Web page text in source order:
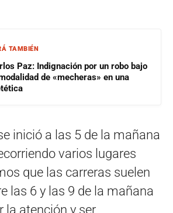
TAMBIÉN
Paz: Indignación por un robo bajo
de «mecheras» en una
inició a las 5 de la mañana
varios lugares
que las carreras suelen
las 6 y las 9 de la mañana
la atención y ser